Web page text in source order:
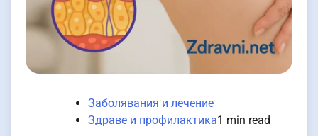
Заболявания и лечение
Здраве и профилактика1 min read